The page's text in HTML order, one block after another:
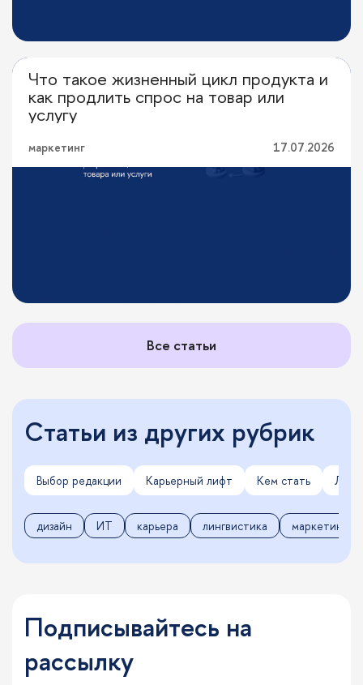
Все статьи
Перевод с профессионального
Что такое жизненный цикл продукта и
как продлить спрос на товар или
услугу
маркетинг 17.07.2026
Статьи из других рубрик
Выбор редакции Карьерный лифт Кем стать
дизайн ИТ карьера лингвистика маркетинг
Подписывайтесь на
рассылку